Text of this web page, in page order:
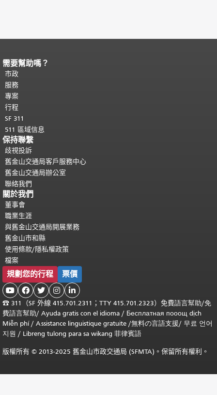
頁面內容結束。
都會重複顯示。
需要幫助嗎？
市政
服務
專案
行程
SF 311
511 區域信息
保持聯繫
歧視投訴
舊金山交通局客戶服務中心
舊金山交通局辦公室
聯絡我們
關於我們
董事會
職業生涯
與舊金山交通局開展業務
舊金山市和縣
使用條款/隱私權政策
檔案
規劃您的行程 票價
    
☎ 311（SF 外線 415.701.2311；TTY 415.701.2323）免費語言幫助/免
費語言幫助/ Ayuda gratis con el idioma / Бесплатная пооощ dịch
Miễn phí/ Assistance linguistique gratuite /無料の言語支援/ 무료 언어
지원 / Libreng tulong para sa wikang 菲律賓語
版權所有 © 2013-2025 舊金山市政交通局 (SFMTA)。保留所有權利。